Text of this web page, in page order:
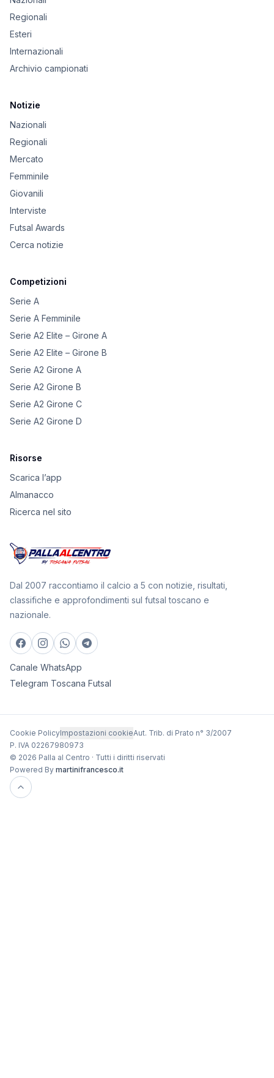
Regionali
Esteri
Internazionali
Archivio campionati
Notizie
Nazionali
Regionali
Mercato
Femminile
Giovanili
Interviste
Futsal Awards
Cerca notizie
Competizioni
Serie A
Serie A Femminile
Serie A2 Elite – Girone A
Serie A2 Elite – Girone B
Serie A2 Girone A
Serie A2 Girone B
Serie A2 Girone C
Serie A2 Girone D
Risorse
Scarica l’app
Almanacco
Ricerca nel sito
Dal 2007 raccontiamo il calcio a 5 con notizie, risultati,
classifiche e approfondimenti sul futsal toscano e
nazionale.
Canale WhatsApp
Telegram Toscana Futsal
Cookie PolicyImpostazioni cookieAut. Trib. di Prato n° 3/2007
P. IVA 02267980973
© 2026 Palla al Centro · Tutti i diritti riservati
Powered By martinifrancesco.it